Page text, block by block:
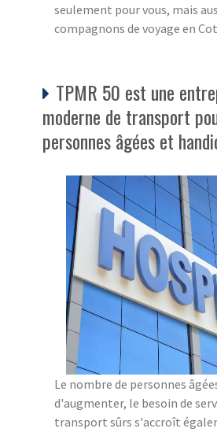
seulement pour vous, mais
compagnons de voyage en
TPMR 50 est une
moderne de transport
personnes âgées et
Le nombre de personnes
d'augmenter, le besoin de
transport sûrs s'accroît